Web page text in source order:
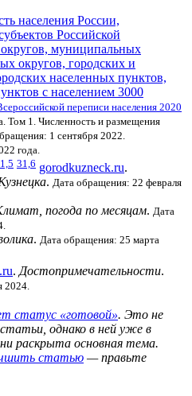
населения России,
Российской
муниципальных
округов, городских и
населенных пунктов,
с населением 3000
переписи населения 2020
Том 1. Численность и размещения
1 сентября 2022.
года.
31,6 gorodkuzneck.ru.
. Дата обращения: 22 февраля
погода по месяцам. Дата
. Дата обращения: 25 марта
. Достопримечательности.
2024.
статус «готовой». Это не
статьи , однако в ней уже в
раскрыта основная тема.
статью — правьте